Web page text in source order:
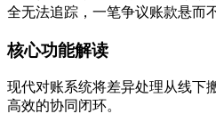
全无法追踪，一笔争议账款悬而
核心功能解读
现代对账系统将差异处理从线下
高效的协同闭环。